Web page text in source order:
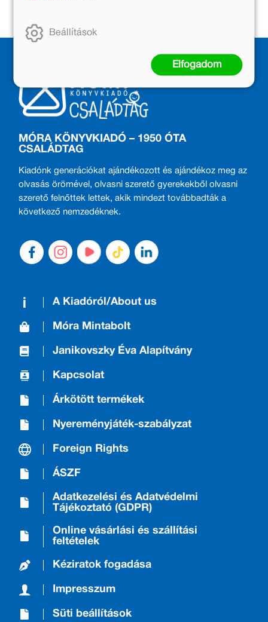
MÓRA KÖNYVKIADÓ – 1950 ÓTA
CSALÁDTAG
Kiadónk generációkat ajándékozott és ajándékoz meg az
olvasás örömével, olvasni szerető gyerekekből olvasni
szerető felnőttek lettek, akik mindezt továbbadták a
következő nemzedéknek.
A Kiadóról/About us
Móra Mintabolt
Janikovszky Éva Alapítvány
Kapcsolat
Árkötött termékek
Nyereményjáték-szabályzat
Foreign Rights
ÁSZF
Adatkezelési és Adatvédelmi
Tájékoztató (GDPR)
Online vásárlási és szállítási
feltételek
Kéziratok fogadása
Impresszum
Süti beállítások
Beállítások
Elfogadom